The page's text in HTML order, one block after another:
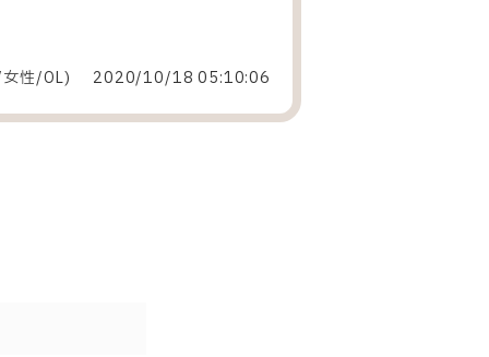
性/OL) 2020/10/18 05:10:06